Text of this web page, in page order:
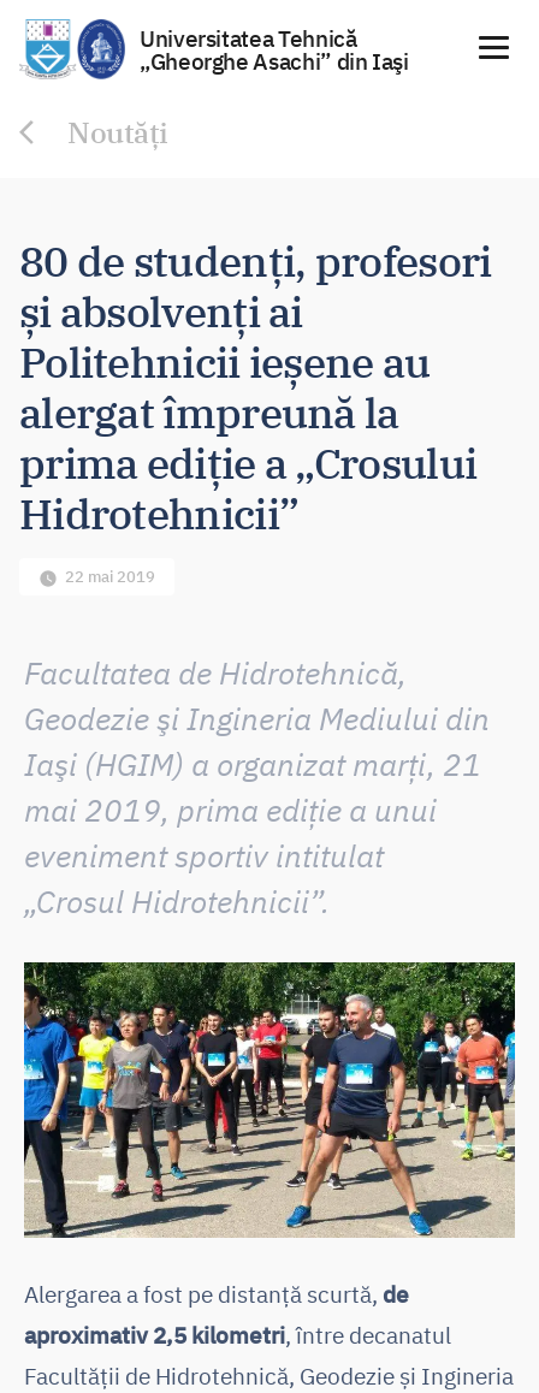
Universitatea Tehnică
„Gheorghe Asachi” din Iaşi
Noutăți
80 de studenți, profesori
și absolvenți ai
Politehnicii ieșene au
alergat împreună la
prima ediție a „Crosului
Hidrotehnicii”
22 mai 2019
Facultatea de Hidrotehnică,
Geodezie şi Ingineria Mediului din
Iaşi (HGIM) a organizat marți, 21
mai 2019, prima ediție a unui
eveniment sportiv intitulat
„Crosul Hidrotehnicii”.
Alergarea a fost pe distanță scurtă, de
aproximativ 2,5 kilometri, între decanatul
Facultății de Hidrotehnică, Geodezie și Ingineria